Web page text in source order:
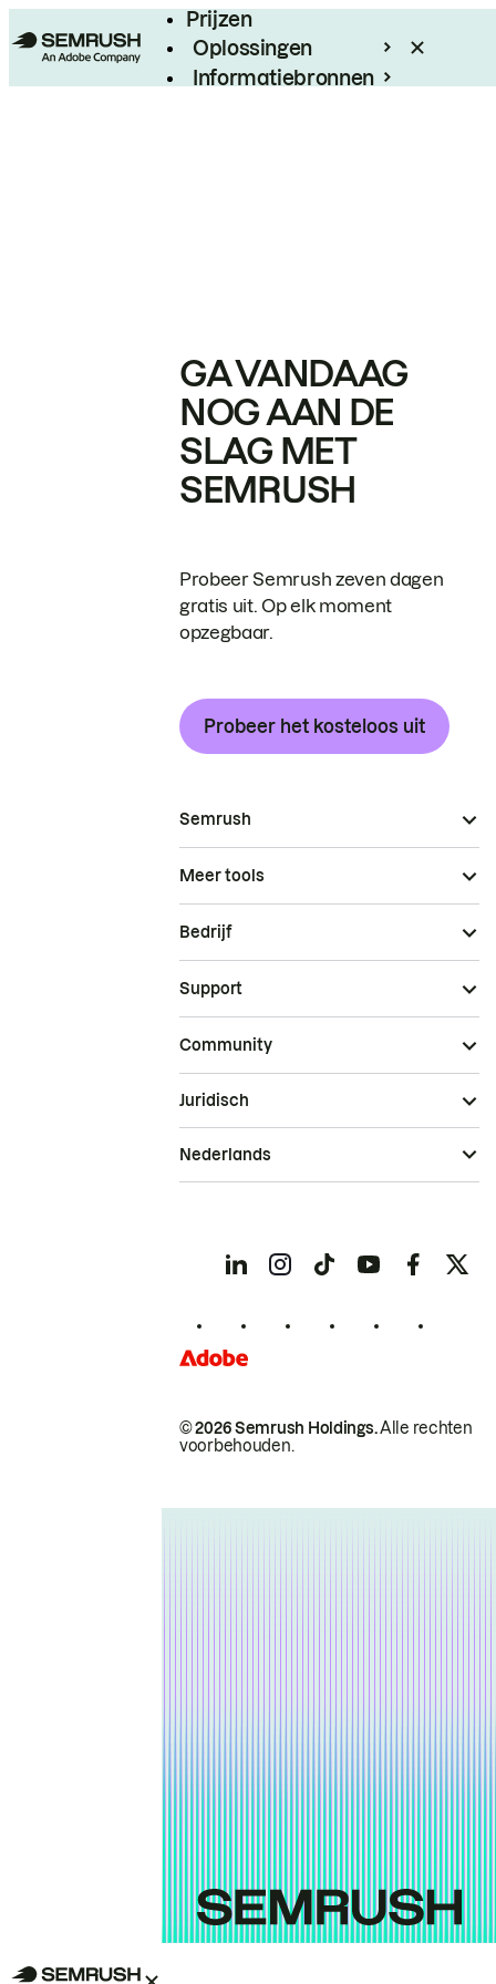
Prijzen
Oplossingen
Informatiebronnen
GA VANDAAG
NOG AAN DE
SLAG MET
SEMRUSH
Probeer Semrush zeven dagen
gratis uit. Op elk moment
opzegbaar.
Probeer het kosteloos uit
Semrush
Meer tools
Bedrijf
Support
Community
© 2026 Semrush Holdings.Alle rechten
voorbehouden.
Juridisch
Nederlands